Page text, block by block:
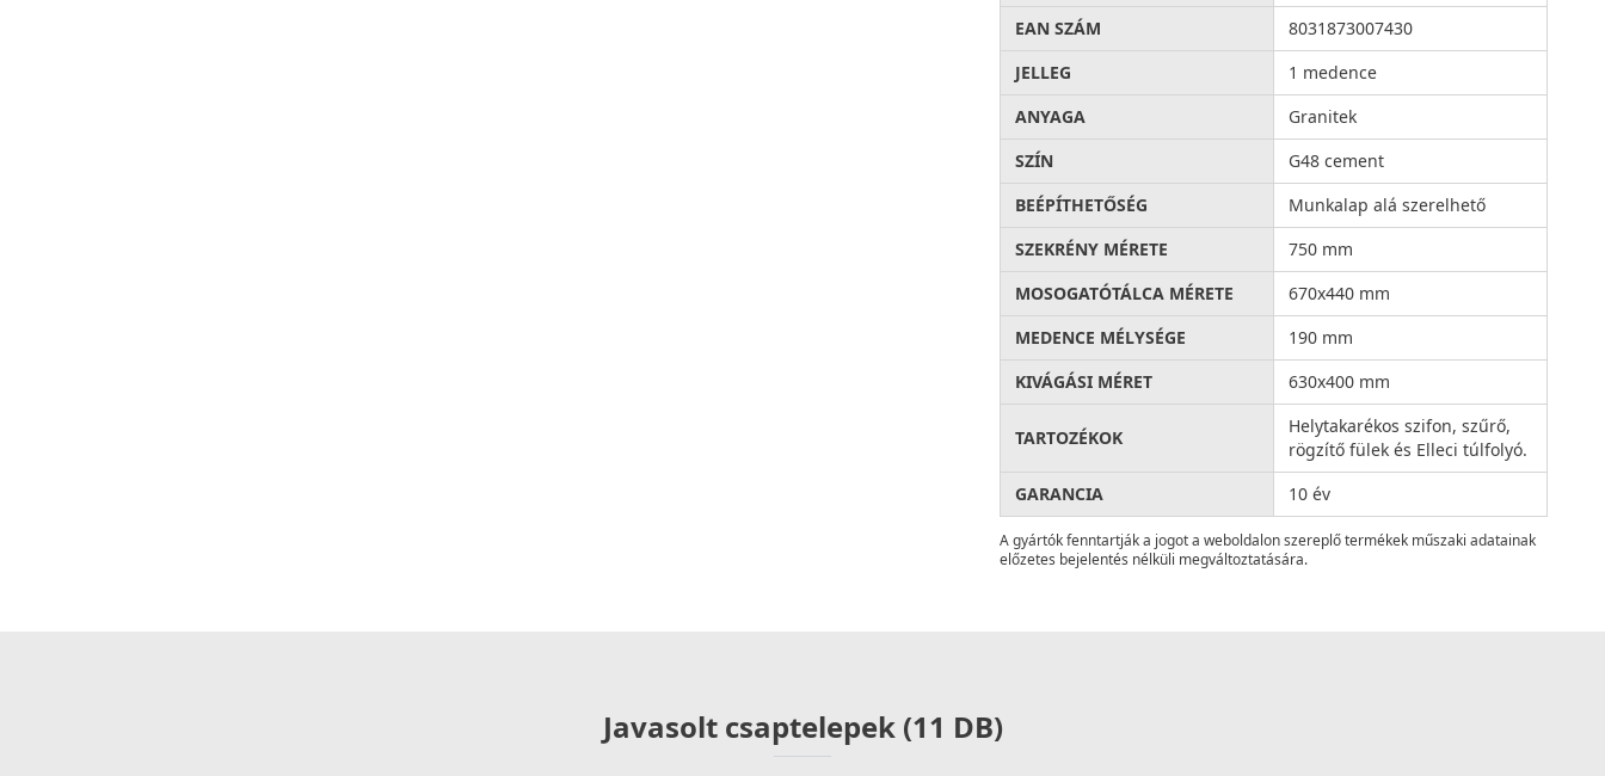
EAN SZÁM
8031873007430
JELLEG
1 medence
ANYAGA
Granitek
SZÍN
G48 cement
BEÉPÍTHETŐSÉG
Munkalap alá szerelhető
SZEKRÉNY MÉRETE
750 mm
MOSOGATÓTÁLCA MÉRETE
670x440 mm
MEDENCE MÉLYSÉGE
190 mm
KIVÁGÁSI MÉRET
630x400 mm
TARTOZÉKOK
Helytakarékos szifon, szűrő,
rögzítő fülek és Elleci túlfolyó.
GARANCIA
10 év
A gyártók fenntartják a jogot a weboldalon szereplő termékek műszaki adatainak
előzetes bejelentés nélküli megváltoztatására.
Javasolt csaptelepek (11 DB)